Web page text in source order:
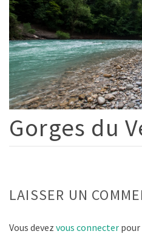
Gorges du
LAISSER UN
Vous devez vous connecter